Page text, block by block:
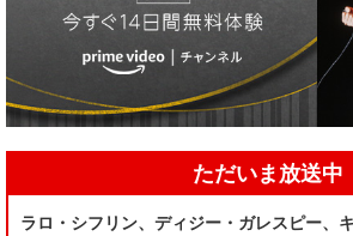
ただいま放送中
ラロ・シフリン、ディジー・ガレスピー、